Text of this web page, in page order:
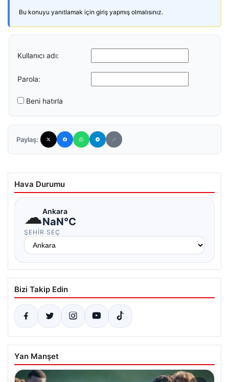
Bu konuyu yanıtlamak için giriş yapmış olmalısınız.
Kullanıcı adı:
Parola:
Beni hatırla
Paylaş:
Hava Durumu
☁Ankara
NaN°C
ŞEHIR SEÇ
Bizi Takip Edin
Yan Manşet